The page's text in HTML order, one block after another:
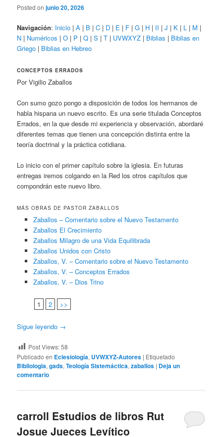
Posted onjunio 20, 2026
Navigación: Inicio |A | B |C | D | E | F |G | H | II |J | K | L | M |
N | Numéricos |O | P |Q |S |T | UVWXYZ | Biblias | Biblias en
Griego | Biblias en Hebreo
CONCEPTOS ERRADOS
Por Vigilio Zaballos
Con sumo gozo pongo a disposición de todos los hermanos de
habla hispana un nuevo escrito. Es una serie titulada Conceptos
Errados, en la que desde mi experiencia y observación, abordaré
diferentes temas que tienen una concepción distinta entre la
teoría doctrinal y la práctica cotidiana.
Lo inicio con el primer capítulo sobre la iglesia. En futuras
entregas iremos colgando en la Red los otros capítulos que
compondrán este nuevo libro.
MÁS OBRAS DE PASTOR ZABALLOS
Zaballos – Comentario sobre el Nuevo Testamento
Zaballos El Crecimiento
Zaballos Milagro de una Vida Equilibrada
Zaballos Unidos con Cristo
Zaballos, V. – Comentario sobre el Nuevo Testamento
Zaballos, V. – Conceptos Errados
Zaballos, V. – Dios Trino
1 2 >>
Sigue leyendo →
Post Views:58
Publicado en Eclesiología, UVWXYZ-Autores | Etiquetado
Bibliologia,gads,Teología Sistemáctica,zaballos | Deja un
comentario
carroll Estudios de libros Rut
Josue Jueces Levítico